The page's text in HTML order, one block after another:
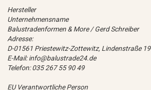
Hersteller
Unternehmensname
Balustradenformen & More / Gerd Schreiber
Adresse:
D-01561 Priestewitz-Zottewitz, Lindenstraße 19
E-Mail: info@balustrade24.de
Telefon: 035 267 55 90 49
EU Verantwortliche Person